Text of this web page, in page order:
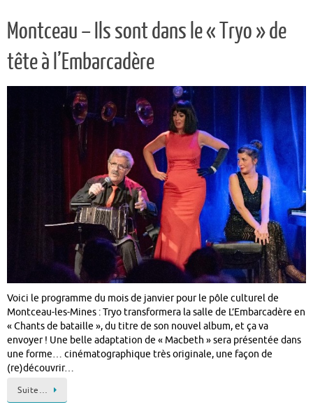
Montceau – Ils sont dans le « Tryo » de
tête à l’Embarcadère
Voici le programme du mois de janvier pour le pôle culturel de
Montceau-les-Mines : Tryo transformera la salle de L’Embarcadère en
« Chants de bataille », du titre de son nouvel album, et ça va
envoyer ! Une belle adaptation de « Macbeth » sera présentée dans
une forme… cinématographique très originale, une façon de
(re)découvrir…
Suite…